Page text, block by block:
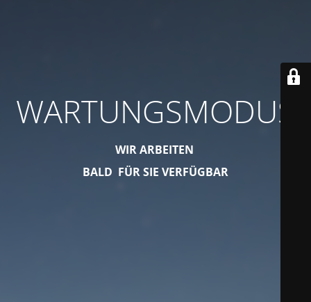
WARTUNGSMODUS
WIR ARBEITEN
BALD FÜR SIE VERFÜGBAR